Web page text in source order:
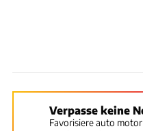
Verpasse keine
Favorisiere auto